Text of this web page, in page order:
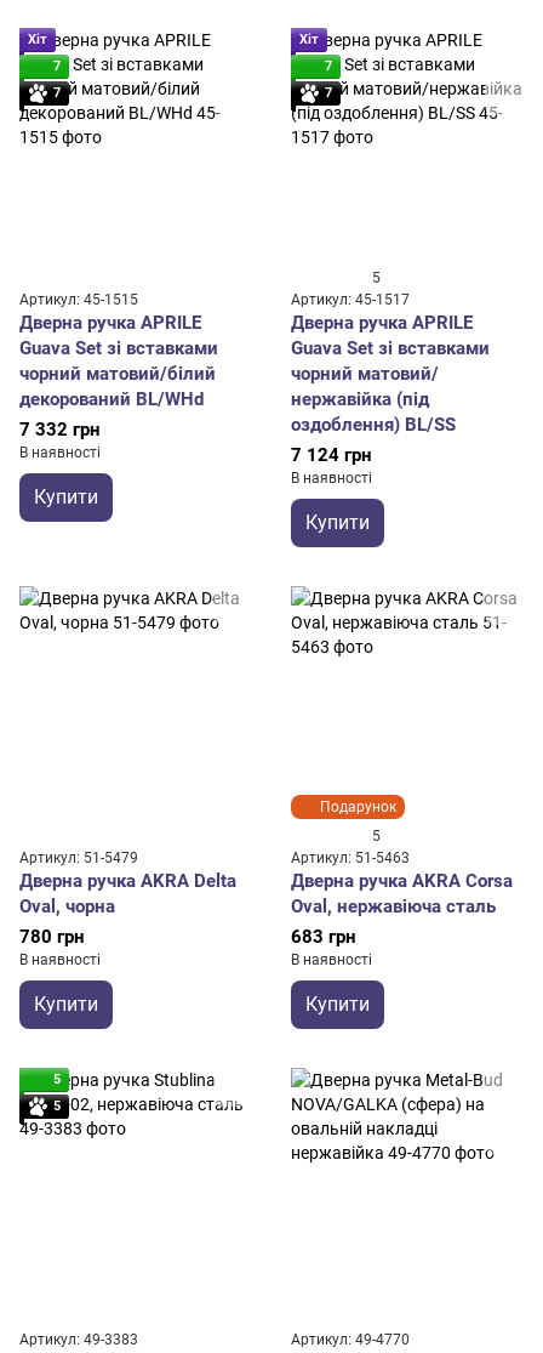
Хіт
7
7
Артикул: 45-1515
Дверна ручка APRILE
Guava Set зі вставками
чорний матовий/білий
декорований BL/WHd
7 332 грн
В наявності
Купити
Хіт
7
7
5
Артикул: 45-1517
Дверна ручка APRILE
Guava Set зі вставками
чорний матовий/
нержавійка (під
оздоблення) BL/SS
7 124 грн
В наявності
Купити
Артикул: 51-5479
Дверна ручка AKRA Delta
Oval, чорна
780 грн
В наявності
Купити
Подарунок
5
Артикул: 51-5463
Дверна ручка AKRA Corsa
Oval, нержавіюча сталь
683 грн
В наявності
Купити
5
5
Артикул: 49-3383 Артикул: 49-4770